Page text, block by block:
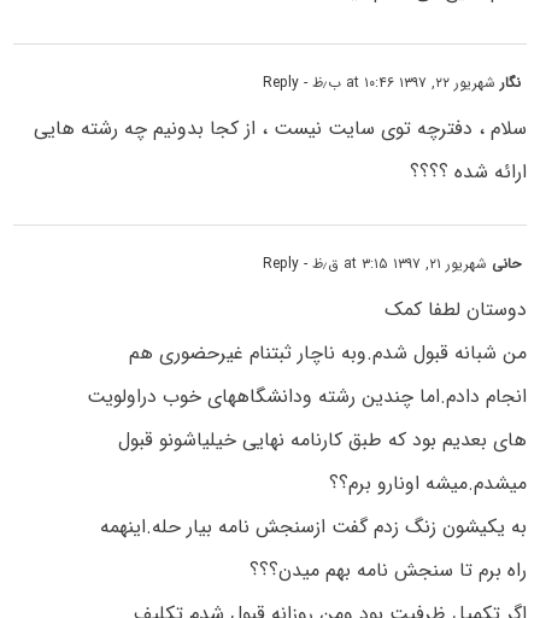
نگارشهریور ۲۲, ۱۳۹۷ at ۱۰:۴۶ ب٫ظ - Reply
سلام ، دفترچه توی سایت نیست ، از کجا بدونیم چه رشته هایی
ارائه شده ؟؟؟؟
حانی شهریور ۲۱, ۱۳۹۷ at ۳:۱۵ ق٫ظ - Reply
دوستان لطفا کمک
من شبانه قبول شدم.وبه ناچار ثبتنام غیرحضوری هم
انجام دادم.اما چندین رشته ودانشگاههای خوب دراولویت
های بعدیم بود که طبق کارنامه نهایی خیلیاشونو قبول
میشدم.میشه اونارو برم؟؟
به یکیشون زنگ زدم گفت ازسنجش نامه بیار حله.اینهمه
راه برم تا سنجش نامه بهم میدن؟؟؟